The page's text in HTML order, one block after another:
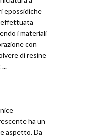
epossidiche
i materiali
con
di resine
ha un
aspetto. Da